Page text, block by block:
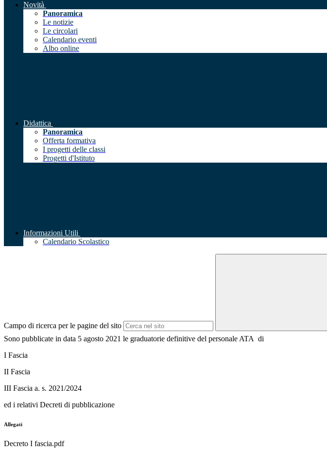
Novità
Panoramica
Le notizie
Le circolari
Calendario eventi
Albo online
Didattica
Panoramica
Offerta formativa
I progetti delle classi
Progetti d'Istituto
Informazioni Utili
Calendario Scolastico
Campo di ricerca per le pagine del sito
Sono pubblicate in data 5 agosto 2021 le graduatorie definitive del personale ATA di
I Fascia
II Fascia
III Fascia a. s. 2021/2024
ed i relativi Decreti di pubblicazione
Allegati
Decreto I fascia.pdf